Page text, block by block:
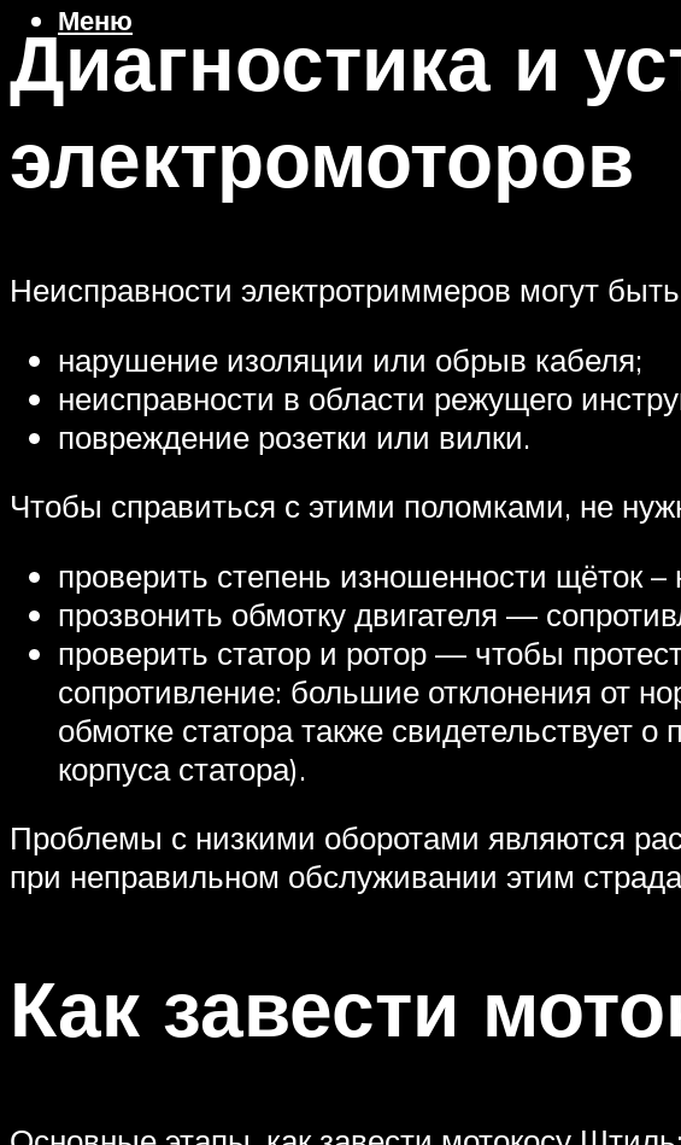
Меню
Диагностика и
электромоторов
Неисправности электротриммеров могут
нарушение изоляции или обрыв кабеля;
неисправности в области режущего
повреждение розетки или вилки.
Чтобы справиться с этими поломками, не
проверить степень изношенности щёток
прозвонить обмотку двигателя —
проверить статор и ротор — чтобы
сопротивление: большие отклонения от
обмотке статора также свидетельствует
корпуса статора).
Проблемы с низкими оборотами являются
при неправильном обслуживании этим
Как завести